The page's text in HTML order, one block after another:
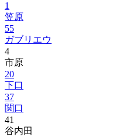
1
笠原
55
ガブリエウ
4
市原
20
下口
37
関口
41
谷内田